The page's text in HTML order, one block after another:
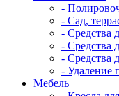
-
- Сад,
- Средства
- Средства
- Средства
- Удаление
Мебель